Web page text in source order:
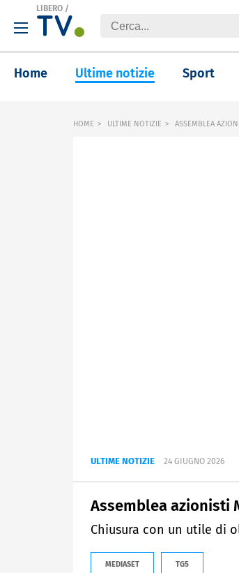
LIBERO /
Home Ultime notizie Sport
HOME ULTIME NOTIZIE ASSEMBLEA
ULTIME NOTIZIE 24 GIUGNO 2026
Assemblea azionisti
Chiusura con un utile di
MEDIASET TG5